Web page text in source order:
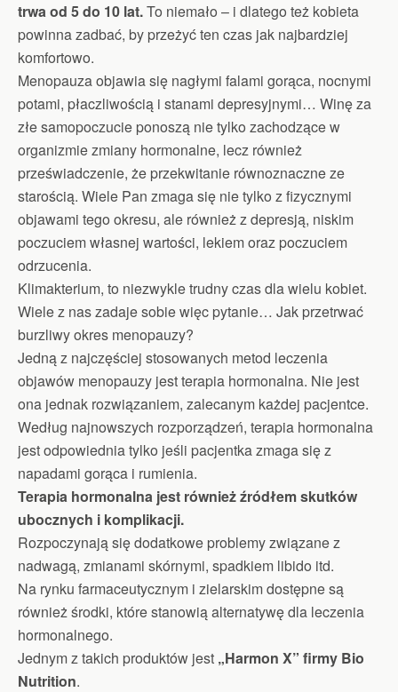
trwa od 5 do 10 lat.To niemało – i dlatego też kobieta
powinna zadbać, by przeżyć ten czas jak najbardziej
komfortowo.
Menopauza objawia się nagłymi falami gorąca, nocnymi
potami, płaczliwością i stanami depresyjnymi… Winę za
złe samopoczucie ponoszą nie tylko zachodzące w
organizmie zmiany hormonalne, lecz również
przeświadczenie, że przekwitanie równoznaczne ze
starością. Wiele Pan zmaga się nie tylko z fizycznymi
objawami tego okresu, ale również z depresją, niskim
poczuciem własnej wartości, lekiem oraz poczuciem
odrzucenia.
Klimakterium, to niezwykle trudny czas dla wielu kobiet.
Wiele z nas zadaje sobie więc pytanie… Jak przetrwać
burzliwy okres menopauzy?
Jedną z najczęściej stosowanych metod leczenia
objawów menopauzy jest terapia hormonalna. Nie jest
ona jednak rozwiązaniem, zalecanym każdej pacjentce.
Według najnowszych rozporządzeń, terapia hormonalna
jest odpowiednia tylko jeśli pacjentka zmaga się z
napadami gorąca i rumienia.
Terapia hormonalna jest również źródłem skutków
ubocznych i komplikacji.
Rozpoczynają się dodatkowe problemy związane z
nadwagą, zmianami skórnymi, spadkiem libido itd.
Na rynku farmaceutycznym i zielarskim dostępne są
również środki, które stanowią alternatywę dla leczenia
hormonalnego.
Jednym z takich produktów jest „Harmon X” firmy Bio
Nutrition.